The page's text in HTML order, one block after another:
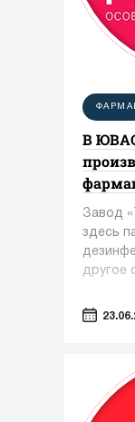
В
Завод
здесь
другое